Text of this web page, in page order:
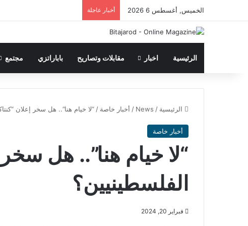
الخميس, أغسطس 6 2026 أخبار عاجلة
الرئيسية اخبار مقابلات وتصاريح باباراتزي مجتمع
الرئيسية /
News
/ أخبار خاصة / “لا خيام هنا”.. هل سخر إعلان
أخبار خاصة
“لا خيام هنا”.. هل
الفلسطينيين؟
فبراير 20, 2024